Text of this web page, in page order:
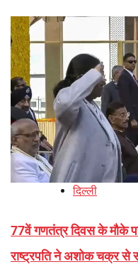
दिल्ली
77वें गणतंत्र दिवस के मौके
राष्ट्रपति ने अशोक चक्र से